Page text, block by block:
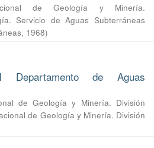
de Geología y Minería.
Servicio de Aguas Subterráneas
, 1968)
Departamento de Aguas
de Geología y Minería. División
de Geología y Minería. División